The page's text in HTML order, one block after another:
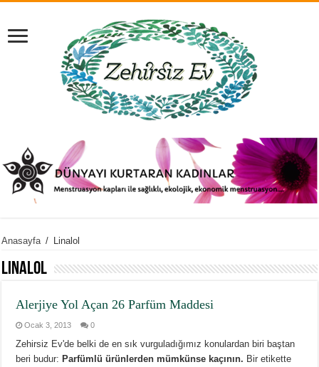
Anasayfa / Linalol
Linalol
Alerjiye Yol Açan 26 Parfüm Maddesi
Ocak 3, 2013 0
Zehirsiz Ev'de belki de en sık vurguladığımız konulardan biri baştan
beri budur:Parfümlü ürünlerden mümkünse kaçının. Bir etikette